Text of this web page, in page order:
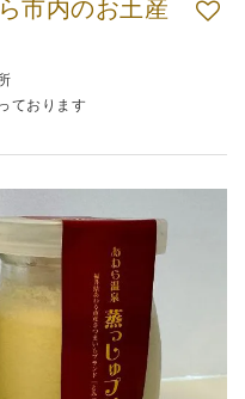
市内のお土産
ております